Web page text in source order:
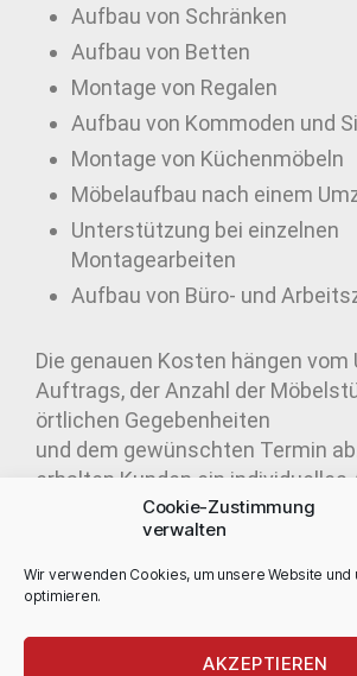
Cookie-Zustimmung
verwalten
Wir verwenden Cookies, um unsere Website und
optimieren.
AKZEPTIEREN
Aufbau von Schränken
Aufbau von Betten
Montage von Regalen
Aufbau von Kommoden und
Montage von Küchenmöbeln
Möbelaufbau nach einem
Unterstützung bei einzelnen
Montagearbeiten
Aufbau von Büro- und
Die genauen Kosten hängen vom
Auftrags, der Anzahl der
örtlichen Gegebenheiten
und dem gewünschten Termin
erhalten Kunden ein individuelles
Jetzt Möbelaufbau
anfragen